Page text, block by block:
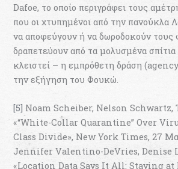
Dafoe, το οποίο περιγράφει τους
που οι χτυπημένοι από την πανούκλα
να αποφεύγουν ή να δωροδοκούν τους
δραπετεύουν από τα μολυσμένα σπίτια
κλειστεί – η εμπρόθετη δράση
την εξήγηση του Φουκώ.
[5] Noam Scheiber, Nelson Schwartz,
«“White-Collar Quarantine” Over
Class Divide», New York Times, 27
Jennifer Valentino-DeVries, Denise
«Location Data Says It All: Staying